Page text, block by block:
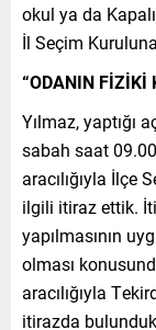
okul ya da
İl Seçim
“ODANIN FİZİKİ
Yılmaz, yaptığı
sabah saat
aracılığıyla İlçe
ilgili itiraz ettik.
yapılmasının
olması
aracılığıyla
itirazda